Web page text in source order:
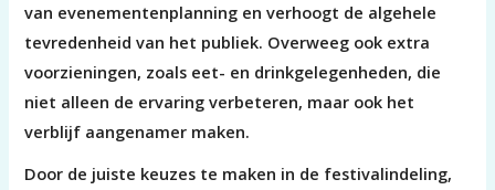
van evenementenplanning en verhoogt de algehele
tevredenheid van het publiek. Overweeg ook extra
voorzieningen, zoals eet- en drinkgelegenheden, die
niet alleen de ervaring verbeteren, maar ook het
verblijf aangenamer maken.
Door de juiste keuzes te maken in de festivalindeling,